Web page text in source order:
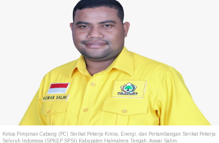
Ketua Pimpinan Cabang (PC) Serikat Pekerja Kimia, Energi, dan Pertambangan Serikat Pekerja
Seluruh Indonesia (SPKEP SPSI) Kabupaten Halmahera Tengah, Aswar Salim.